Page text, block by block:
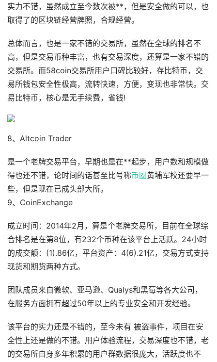
实力不错，虽然成立至今数次被**，但是安全做的可以，也
取得了的区块链经营牌照，合规经营。
总体而言，也是一家不错的交易所，虽然在全球的排名不
高，但是交易币种丰富，也有交易深度，还算是一家不错的
交易所。而58coin交易所用户口碑比较好，存比特币，交
易所钱包安全性极高，流转快速，方便，变现也非常快。交
易比特币，核心是无手续费，省钱!
8、Altcoin Trader
是一个老牌交易平台，早期也是在**起步，用户数和规模做
得也还不错，论时间的话甚至比号称币圈黄埔军校还要早一
些，但是现在已成头部大所。
9、CoinExchange
成立时间：2014年2月，算是个老牌交易所，目前在全球综
合排名是在第8位，有232个币种在该平台上活跃。24小时
的成交额：(1).86亿，平台资产：4(6).21亿，交易方式支持
现货和期货两种方式。
团队成员来自微软、亚马逊、Qualys和黑莓等各大公司，
在服务方面拥有超过50年以上的专业安全和开发经验。
该平台的实力还是不错的，至今未有 被盗事件，项目在安
全性上还是做的不错。用户体验流程，交易深度也不错，老
的交易所自身多年积累的用户群数据很庞大，活跃度也不